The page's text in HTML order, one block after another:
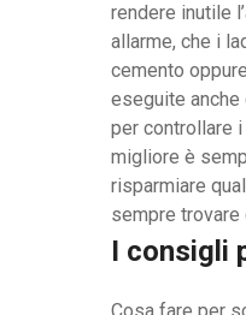
rendere inutile
allarme, che i
cemento
eseguite
per controllare
migliore è
risparmiare
sempre trovare
I consigli